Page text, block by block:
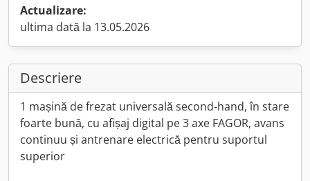
Actualizare:
ultima dată la 13.05.2026
Descriere
1 mașină de frezat universală second-hand, în stare
foarte bună, cu afișaj digital pe 3 axe FAGOR, avans
continuu și antrenare electrică pentru suportul
superior